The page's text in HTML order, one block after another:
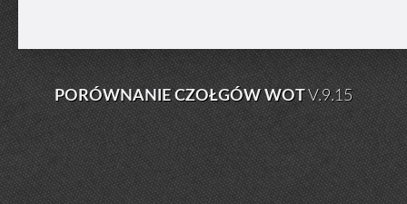
PORÓWNANIE CZOŁGÓW WOTV.9.15